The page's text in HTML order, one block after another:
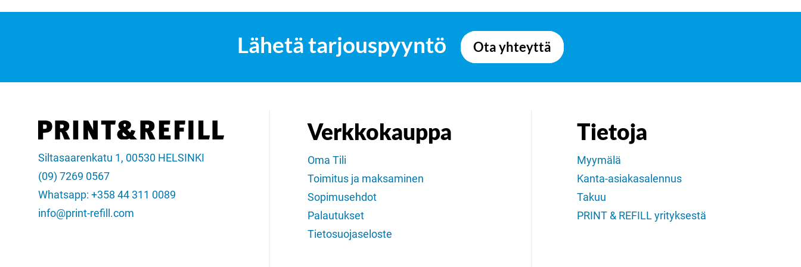
Lähetä tarjouspyyntö Ota yhteyttä
Siltasaarenkatu 1, 00530 HELSINKI
(09) 7269 0567
Whatsapp: +358 44 311 0089
info@print-refill.com
Verkkokauppa
Oma Tili
Toimitus ja maksaminen
Sopimusehdot
Palautukset
Tietosuojaseloste
Tietoja
Myymälä
Kanta-asiakasalennus
Takuu
PRINT & REFILL yrityksestä